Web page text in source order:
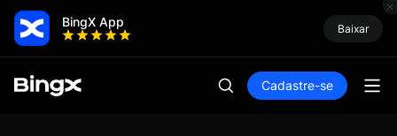
BingX App Baixar
Cadastre-se